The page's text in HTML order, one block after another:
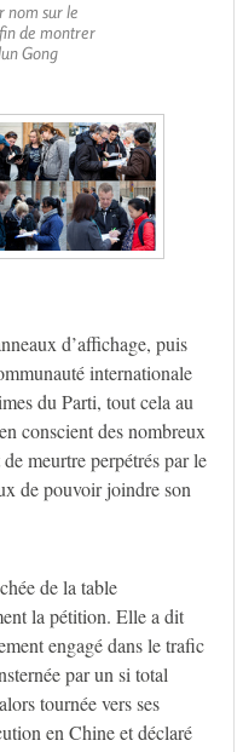
nom sur le
de montrer
Gong
d’affichage, puis
internationale
du Parti, tout cela au
conscient des nombreux
meurtre perpétrés par le
de pouvoir joindre son
de la table
la pétition. Elle a dit
engagé dans le trafic
par un si total
tournée vers ses
en Chine et déclaré